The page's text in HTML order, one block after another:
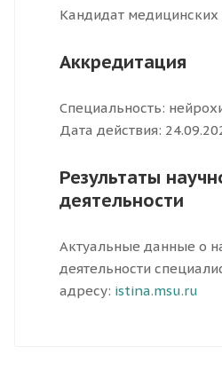
Кандидат медицинских
Аккредитация
Специальность:
Дата действия:
Результаты
деятельности
Актуальные данные о
деятельности
адресу: istina.msu.ru